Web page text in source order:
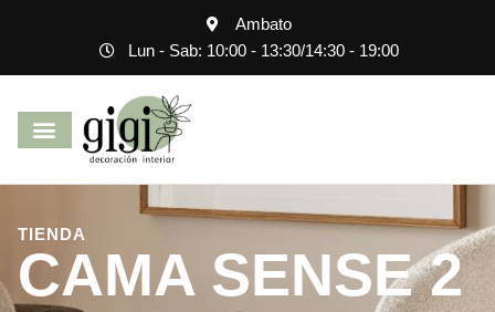
Ambato
Lun - Sab: 10:00 - 13:30/14:30 - 19:00
TIENDA
CAMA SENSE 2